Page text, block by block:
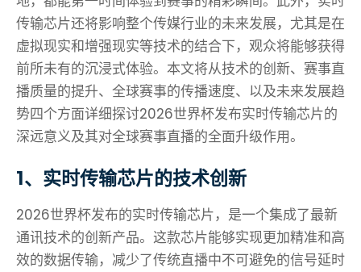
传输芯片还将影响整个传媒行业的未来发展，尤其是在
虚拟现实和增强现实等技术的结合下，观众将能够获得
前所未有的沉浸式体验。本文将从技术的创新、赛事直
播质量的提升、全球赛事的传播速度、以及未来发展趋
势四个方面详细探讨2026世界杯发布实时传输芯片的
深远意义及其对全球赛事直播的全面升级作用。
1、实时传输芯片的技术创新
2026世界杯发布的实时传输芯片，是一个集成了最新
通讯技术的创新产品。这款芯片能够实现更加精准和高
效的数据传输，减少了传统直播中不可避免的信号延时